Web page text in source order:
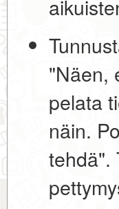
"Näen,
pelata
näin.
tehdä".